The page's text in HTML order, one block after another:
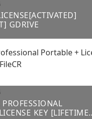
GDRIVE
KEY [LIFETIME]